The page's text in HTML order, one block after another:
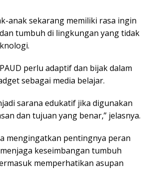
anak sekarang memiliki rasa ingin
tumbuh di lingkungan yang tidak
perlu adaptif dan bijak dalam
sebagai media belajar.
sarana edukatif jika digunakan
dan tujuan yang benar,” jelasnya.
mengingatkan pentingnya peran
keseimbangan tumbuh
memperhatikan asupan